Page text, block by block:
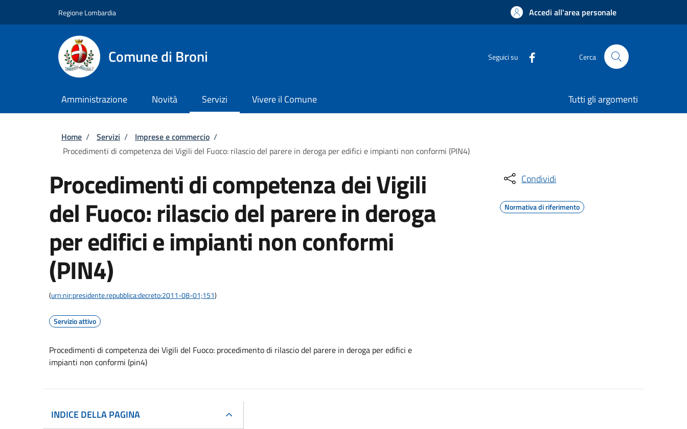
Regione Lombardia Accedi all'area personale
Comune di Broni Seguici su Cerca
Amministrazione Novità Servizi Vivere il Comune Tutti gli argomenti
Briciole di pane
Home / Servizi / Imprese e commercio /
Procedimenti di competenza dei Vigili del Fuoco: rilascio del parere in deroga per edifici e impianti non conformi (PIN4)
Procedimenti di competenza dei Vigili
del Fuoco: rilascio del parere in deroga
per edifici e impianti non conformi
(PIN4)
(urn:nir:presidente.repubblica:decreto:2011-08-01;151)
Servizio attivo
Procedimenti di competenza dei Vigili del Fuoco: procedimento di rilascio del parere in deroga per edifici e
impianti non conformi (pin4)
Condividi
Normativa di riferimento
INDICE DELLA PAGINA